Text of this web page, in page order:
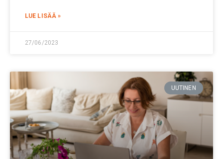
LUE LISÄÄ »
27/06/2023
UUTINEN